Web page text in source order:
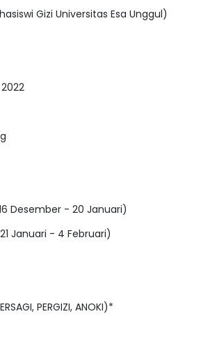
Gizi Universitas Esa Unggul)
Desember - 20 Januari)
Januari - 4 Februari)
PERGIZI, ANOKI)*